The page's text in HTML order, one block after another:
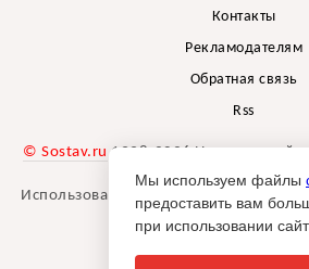
Контакты
Рекламодателям
Обратная связь
Rss
© Sostav.ru 1998-2026 Независимый
агентства Depot
Использование материалов Sostav.ru
указании
Мы используем файлы
предоставить вам
при использовании